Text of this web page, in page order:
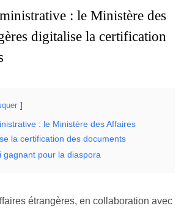
: le Ministère des
digitalise la certification
: le Ministère des Affaires
la certification des documents
gagnant pour la diaspora
étrangères, en collaboration avec